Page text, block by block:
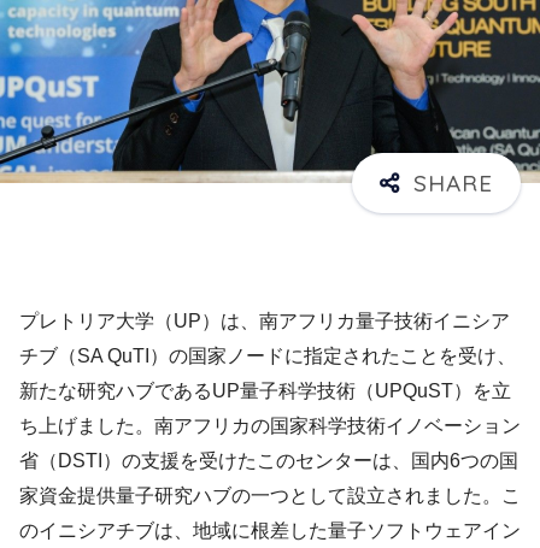
プレトリア大学（UP）は、南アフリカ量子技術イニシア
チブ（SA QuTI）の国家ノードに指定されたことを受け、
新たな研究ハブであるUP量子科学技術（UPQuST）を立
ち上げました。南アフリカの国家科学技術イノベーション
省（DSTI）の支援を受けたこのセンターは、国内6つの国
家資金提供量子研究ハブの一つとして設立されました。こ
のイニシアチブは、地域に根差した量子ソフトウェアイン